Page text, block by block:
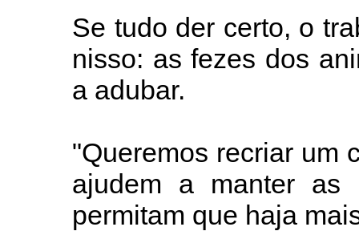
Se tudo der certo, o
nisso: as fezes dos
a adubar.
"Queremos recriar um
ajudem a manter as
permitam que haja